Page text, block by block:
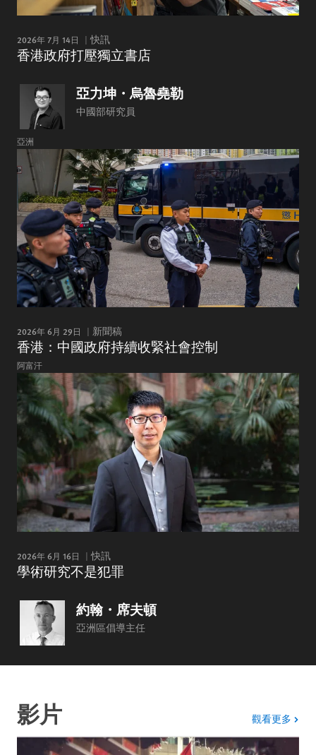
2026年 7月 14日 快訊
香港政府打壓獨立書店
亞力坤・烏魯堯勒
中國部研究員
亞洲
2026年 6月 29日 新聞稿
香港：中國政府持續收緊社會控制
阿富汗
2026年 6月 16日 快訊
學術研究不是犯罪
約翰・席夫頓
亞洲區倡導主任
影片 觀看更多 影片